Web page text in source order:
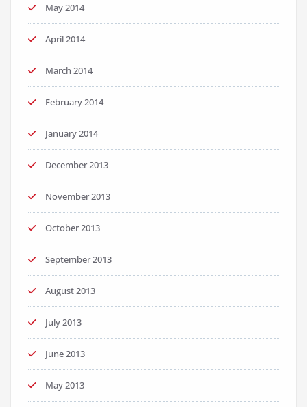
May 2014
April 2014
March 2014
February 2014
January 2014
December 2013
November 2013
October 2013
September 2013
August 2013
July 2013
June 2013
May 2013